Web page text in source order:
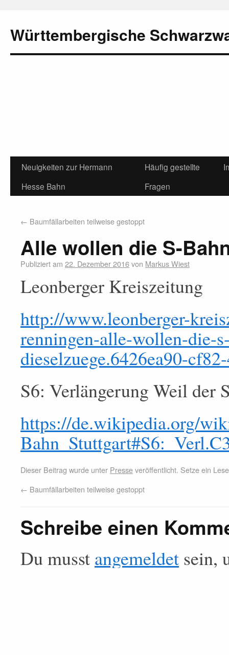
Württembergische
Neuigkeiten zur Hermann
Hesse Bahn
Häufig gestellte
Fragen
← Baumfällarbeiten teilweise gestoppt
Alle wollen die S-
Publiziert am 22. Dezember 2016von Markus Wiest
Leonberger Kreiszeitung
http://www.leonberger-
renningen-alle-wollen-die-
dieselzuege.6426ea90-
S6: Verlängerung Weil der
https://de.wikipedia.org/
Dieser Beitrag wurde unter Presseveröffentlicht. Setze ein
← Baumfällarbeiten teilweise gestoppt
Schreibe einen
Du musst angemeldet sein,